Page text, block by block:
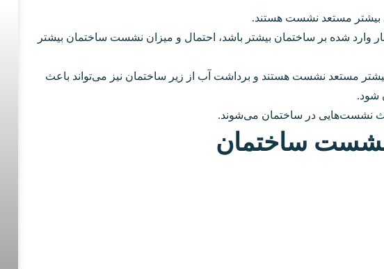
مستعد نشست هستند.
وارد شده بر ساختمان بیشتر باشد، احتمال و میزان نشست ساختمان بیشتر
مستعد نشست هستند و برداشت آب از زیر ساختمان نیز می‌تواند باعث
شود.
نشست‌هایی در ساختمان می‌شوند.
نشست ساختمان